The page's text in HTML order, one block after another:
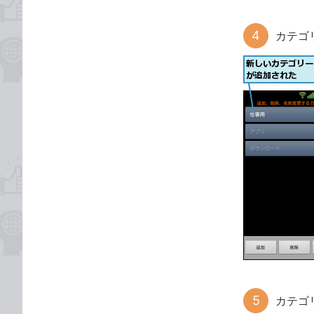
カテゴ
カテゴ